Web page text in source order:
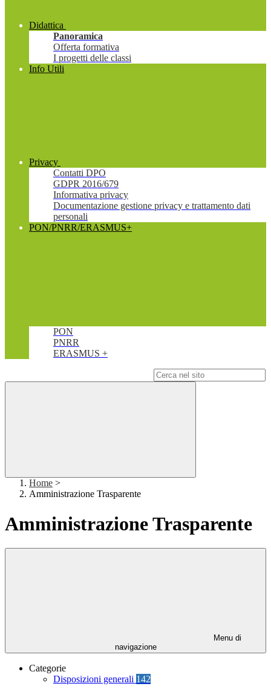
Didattica
Panoramica
Offerta formativa
I progetti delle classi
Info Utili
Privacy
Contatti DPO
GDPR 2016/679
Informativa privacy
Documentazione gestione privacy e trattamento dati
personali
PON/PNRR/ERASMUS+
PON
PNRR
ERASMUS +
Home >
Amministrazione Trasparente
Amministrazione Trasparente
Menu di
navigazione
Categorie
Disposizioni generali 142